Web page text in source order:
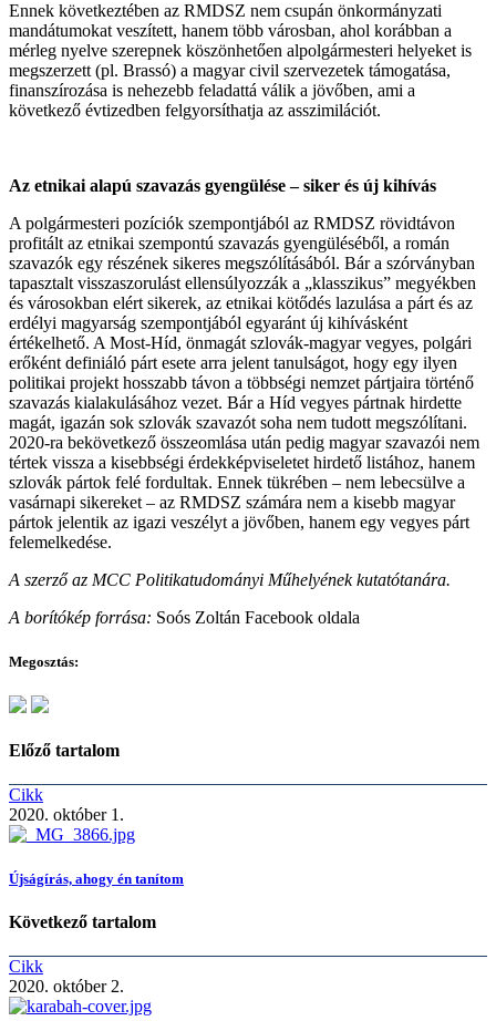
Ennek következtében az RMDSZ nem csupán önkormányzati
mandátumokat veszített, hanem több városban, ahol korábban a
mérleg nyelve szerepnek köszönhetően alpolgármesteri helyeket is
megszerzett (pl. Brassó) a magyar civil szervezetek támogatása,
finanszírozása is nehezebb feladattá válik a jövőben, ami a
következő évtizedben felgyorsíthatja az asszimilációt.
Az etnikai alapú szavazás gyengülése – siker és új kihívás
A polgármesteri pozíciók szempontjából az RMDSZ rövidtávon
profitált az etnikai szempontú szavazás gyengüléséből, a román
szavazók egy részének sikeres megszólításából. Bár a szórványban
tapasztalt visszaszorulást ellensúlyozzák a „klasszikus” megyékben
és városokban elért sikerek, az etnikai kötődés lazulása a párt és az
erdélyi magyarság szempontjából egyaránt új kihívásként
értékelhető. A Most-Híd, önmagát szlovák-magyar vegyes, polgári
erőként definiáló párt esete arra jelent tanulságot, hogy egy ilyen
politikai projekt hosszabb távon a többségi nemzet pártjaira történő
szavazás kialakulásához vezet. Bár a Híd vegyes pártnak hirdette
magát, igazán sok szlovák szavazót soha nem tudott megszólítani.
2020-ra bekövetkező összeomlása után pedig magyar szavazói nem
tértek vissza a kisebbségi érdekképviseletet hirdető listához, hanem
szlovák pártok felé fordultak. Ennek tükrében – nem lebecsülve a
vasárnapi sikereket – az RMDSZ számára nem a kisebb magyar
pártok jelentik az igazi veszélyt a jövőben, hanem egy vegyes párt
felemelkedése.
A szerző az MCC Politikatudományi Műhelyének kutatótanára.
A borítókép forrása: Soós Zoltán Facebook oldala
Megosztás:
Előző tartalom
Cikk
2020. október 1.
Újságírás, ahogy én tanítom
Következő tartalom
Cikk
2020. október 2.